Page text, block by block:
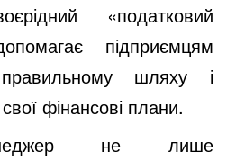
«податковий
підприємцям
шляху і
фінансові плани.
не лише